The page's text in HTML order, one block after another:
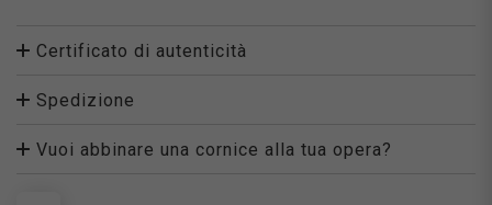
Certificato di autenticità
Spedizione
Vuoi abbinare una cornice alla tua opera?